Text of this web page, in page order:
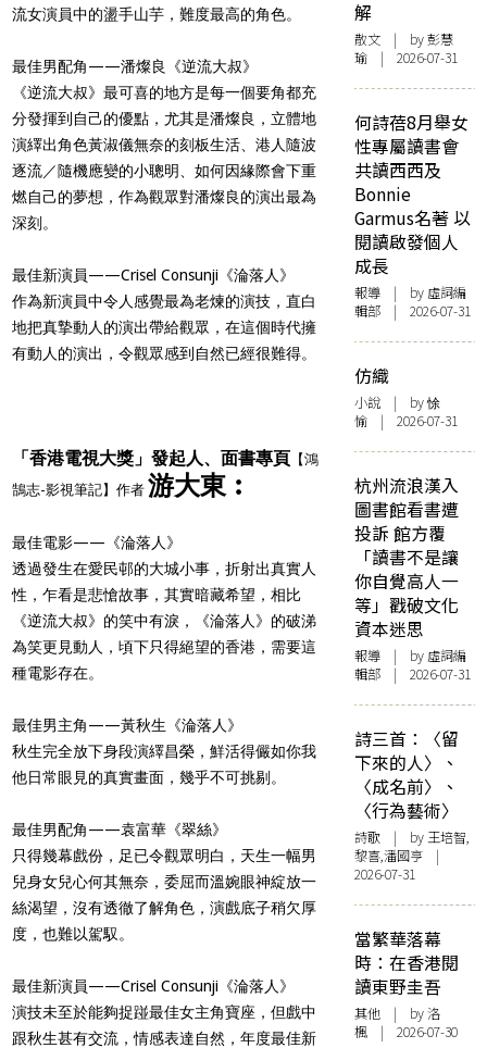
流女演員中的盪手山芋，難度最高的角色。
最佳男配角——潘燦良《逆流大叔》
《逆流大叔》最可喜的地方是每一個要角都充
分發揮到自己的優點，尤其是潘燦良，立體地
演繹出角色黃淑儀無奈的刻板生活、港人隨波
逐流／隨機應變的小聰明、如何因緣際會下重
燃自己的夢想，作為觀眾對潘燦良的演出最為
深刻。
最佳新演員——Crisel Consunji《淪落人》
作為新演員中令人感覺最為老煉的演技，直白
地把真摯動人的演出帶給觀眾，在這個時代擁
有動人的演出，令觀眾感到自然已經很難得。
「香港電視大獎」發起人、面書專頁 【鴻
鵠志-影視筆記】作者 游大東︰
最佳電影——《淪落人》
透過發生在愛民邨的大城小事，折射出真實人
性，乍看是悲愴故事，其實暗藏希望，相比
《逆流大叔》的笑中有淚，《淪落人》的破涕
為笑更見動人，頃下只得絕望的香港，需要這
種電影存在。
最佳男主角——黃秋生《淪落人》
秋生完全放下身段演繹昌榮，鮮活得儼如你我
他日常眼見的真實畫面，幾乎不可挑剔。
最佳男配角——袁富華《翠絲》
只得幾幕戲份，足已令觀眾明白，天生一幅男
兒身女兒心何其無奈，委屈而溫婉眼神綻放一
絲渴望，沒有透徹了解角色，演戲底子稍欠厚
度，也難以駕馭。
最佳新演員——Crisel Consunji《淪落人》
演技未至於能夠捉踫最佳女主角寶座，但戲中
跟秋生甚有交流，情感表達自然，年度最佳新
解
散文 | by 彭慧
瑜 | 2026-07-31
何詩蓓8月舉女
性專屬讀書會
共讀西西及
Bonnie
Garmus名著 以
閱讀啟發個人
成長
報導 | by 虛詞編
輯部 | 2026-07-31
仿織
小說 | by 悇
愉 | 2026-07-31
杭州流浪漢入
圖書館看書遭
投訴 館方覆
「讀書不是讓
你自覺高人一
等」戳破文化
資本迷思
報導 | by 虛詞編
輯部 | 2026-07-31
詩三首：〈留
下來的人〉、
〈成名前〉、
〈行為藝術〉
詩歌 | by 王培智,
黎喜,潘國亨 |
2026-07-31
當繁華落幕
時：在香港閱
讀東野圭吾
其他 | by洛
楓 | 2026-07-30